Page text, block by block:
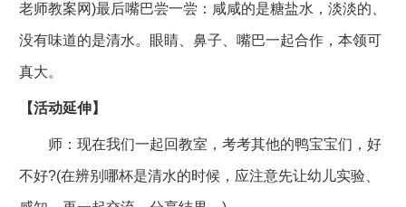
老师教案网)最后嘴巴尝一尝：咸咸的是糖盐水，淡淡的、
没有味道的是清水。眼睛、鼻子、嘴巴一起合作，本领可
真大。
【活动延伸】
师：现在我们一起回教室，考考其他的鸭宝宝们，好
不好?(在辨别哪杯是清水的时候，应注意先让幼儿实验、